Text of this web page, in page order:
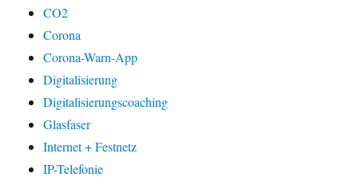
CO2
Corona
Corona-Warn-App
Digitalisierung
Digitalisierungscoaching
Glasfaser
Internet + Festnetz
IP-Telefonie